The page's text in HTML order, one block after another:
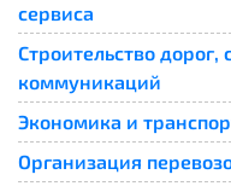
сервиса
Строительство
коммуникаций
Экономика и
Организация